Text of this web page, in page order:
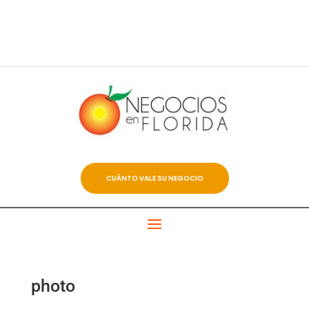
CUÁNTO VALE SU NEGOCIO
photo